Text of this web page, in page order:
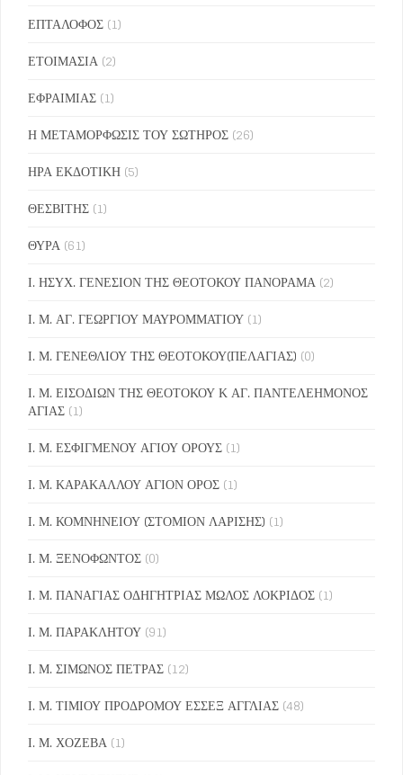
ΕΠΤΑΛΟΦΟΣ (1)
ΕΤΟΙΜΑΣΙΑ (2)
ΕΦΡΑΙΜΙΑΣ (1)
Η ΜΕΤΑΜΟΡΦΩΣΙΣ ΤΟΥ ΣΩΤΗΡΟΣ (26)
ΗΡΑ ΕΚΔΟΤΙΚΗ (5)
ΘΕΣΒΙΤΗΣ (1)
ΘΥΡΑ (61)
Ι. ΗΣΥΧ. ΓΕΝΕΣΙΟΝ ΤΗΣ ΘΕΟΤΟΚΟΥ ΠΑΝΟΡΑΜΑ (2)
Ι. Μ. ΑΓ. ΓΕΩΡΓΙΟΥ ΜΑΥΡΟΜΜΑΤΙΟΥ (1)
Ι. Μ. ΓΕΝΕΘΛΙΟΥ ΤΗΣ ΘΕΟΤΟΚΟΥ(ΠΕΛΑΓΙΑΣ) (0)
Ι. Μ. ΕΙΣΟΔΙΩΝ ΤΗΣ ΘΕΟΤΟΚΟΥ Κ ΑΓ. ΠΑΝΤΕΛΕΗΜΟΝΟΣ
ΑΓΙΑΣ (1)
Ι. Μ. ΕΣΦΙΓΜΕΝΟΥ ΑΓΙΟΥ ΟΡΟΥΣ (1)
Ι. Μ. ΚΑΡΑΚΑΛΛΟΥ ΑΓΙΟΝ ΟΡΟΣ (1)
Ι. Μ. ΚΟΜΝΗΝΕΙΟΥ (ΣΤΟΜΙΟΝ ΛΑΡΙΣΗΣ) (1)
Ι. Μ. ΞΕΝΟΦΩΝΤΟΣ (0)
Ι. Μ. ΠΑΝΑΓΙΑΣ ΟΔΗΓΗΤΡΙΑΣ ΜΩΛΟΣ ΛΟΚΡΙΔΟΣ (1)
Ι. Μ. ΠΑΡΑΚΛΗΤΟΥ (91)
Ι. Μ. ΣΙΜΩΝΟΣ ΠΕΤΡΑΣ (12)
Ι. Μ. ΤΙΜΙΟΥ ΠΡΟΔΡΟΜΟΥ ΕΣΣΕΞ ΑΓΓΛΙΑΣ (48)
Ι. Μ. ΧΟΖΕΒΑ (1)